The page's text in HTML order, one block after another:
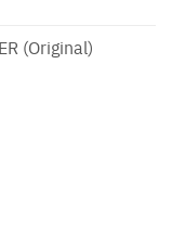
(Original)